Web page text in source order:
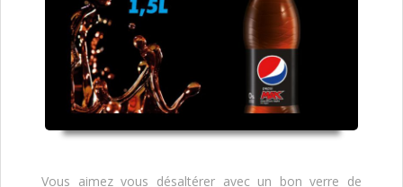
Vous aimez vous désaltérer avec un bon verre de